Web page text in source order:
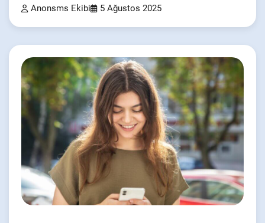
Anonsms Ekibi 5 Ağustos 2025